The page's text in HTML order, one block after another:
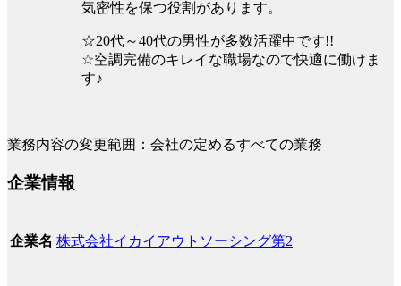
気密性を保つ役割があります。
☆20代～40代の男性が多数活躍中です!!
☆空調完備のキレイな職場なので快適に働けま
す♪
業務内容の変更範囲：会社の定めるすべての業務
企業情報
企業名 株式会社イカイアウトソーシング第2